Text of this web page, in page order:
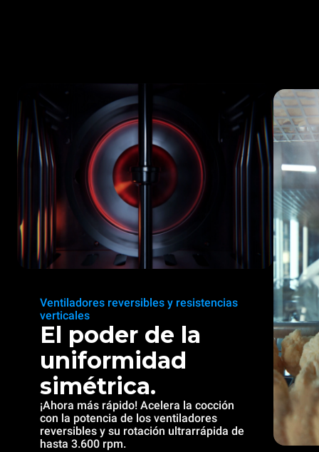
Ventiladores reversibles y resistencias
verticales
El poder de la
uniformidad
simétrica.
¡Ahora más rápido! Acelera la cocción
con la potencia de los ventiladores
reversibles y su rotación ultrarrápida de
hasta 3.600 rpm.